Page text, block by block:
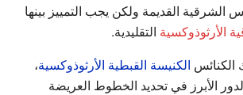
الشرقية القديمة ولكن يجب التمييز بينها
الأرثوذوكسية التقليدية.
الكنائس الكنيسة القبطية الأرثوذوكسية،
الأبرز في تحديد الخطوط العريضة